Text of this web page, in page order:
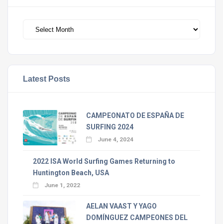
Latest Posts
CAMPEONATO DE ESPAÑA DE
SURFING 2024
June 4, 2024
2022 ISA World Surfing Games Returning to
Huntington Beach, USA
June 1, 2022
AELAN VAAST Y YAGO
DOMÍNGUEZ CAMPEONES DEL